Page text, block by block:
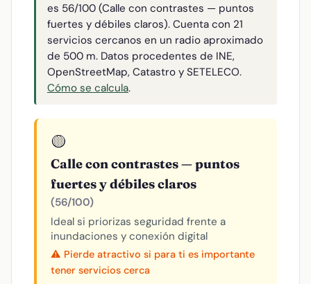
es 56/100 (Calle con contrastes — puntos
fuertes y débiles claros). Cuenta con 21
servicios cercanos en un radio aproximado
de 500 m. Datos procedentes de INE,
OpenStreetMap, Catastro y SETELECO.
Cómo se calcula.
🟡
Calle con contrastes — puntos
fuertes y débiles claros
(56/100)
Ideal si priorizas seguridad frente a
inundaciones y conexión digital
⚠️ Pierde atractivo si para ti es importante
tener servicios cerca